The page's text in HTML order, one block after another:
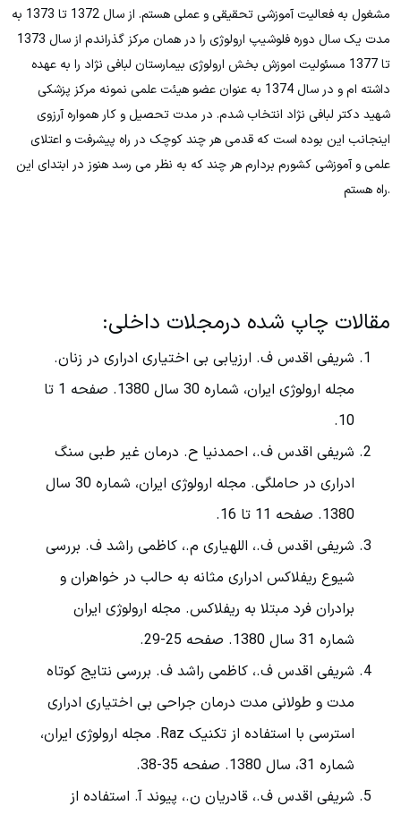
مشغول به فعالیت آموزشی تحقیقی و عملی هستم. از سال 1372 تا 1373 به
مدت یک سال دوره فلوشیپ ارولوژی را در همان مرکز گذراندم از سال 1373
تا 1377 مسئولیت اموزش بخش ارولوژی بیمارستان لبافی نژاد را به عهده
داشته ام و در سال 1374 به عنوان عضو هیئت علمی نمونه مرکز پزشکی
شهید دکتر لبافی نژاد انتخاب شدم. در مدت تحصیل و کار همواره آرزوی
اینجانب این بوده است که قدمی هر چند کوچک در راه پیشرفت و اعتلای
علمی و آموزشی کشورم بردارم هر چند که به نظر می رسد هنوز در ابتدای این
راه هستم.
مقالات چاپ شده درمجلات داخلی:
شریفی اقدس ف. ارزیابی بی اختیاری ادراری در زنان.
مجله ارولوژی ایران، شماره 30 سال 1380. صفحه 1 تا
10.
شریفی اقدس ف.، احمدنیا ح. درمان غیر طبی سنگ
ادراری در حاملگی. مجله ارولوژی ایران، شماره 30 سال
1380. صفحه 11 تا 16.
شریفی اقدس ف.، اللهیاری م.، کاظمی راشد ف. بررسی
شیوع ریفلاکس ادراری مثانه به حالب در خواهران و
برادران فرد مبتلا به ریفلاکس. مجله ارولوژی ایران
شماره 31 سال 1380. صفحه 25-29.
شریفی اقدس ف.، کاظمی راشد ف. بررسی نتایج کوتاه
مدت و طولانی مدت درمان جراحی بی اختیاری ادراری
استرسی با استفاده از تکنیک Raz. مجله ارولوژی ایران،
شماره 31، سال 1380. صفحه 35-38.
شریفی اقدس ف.، قادریان ن.، پیوند آ. استفاده از